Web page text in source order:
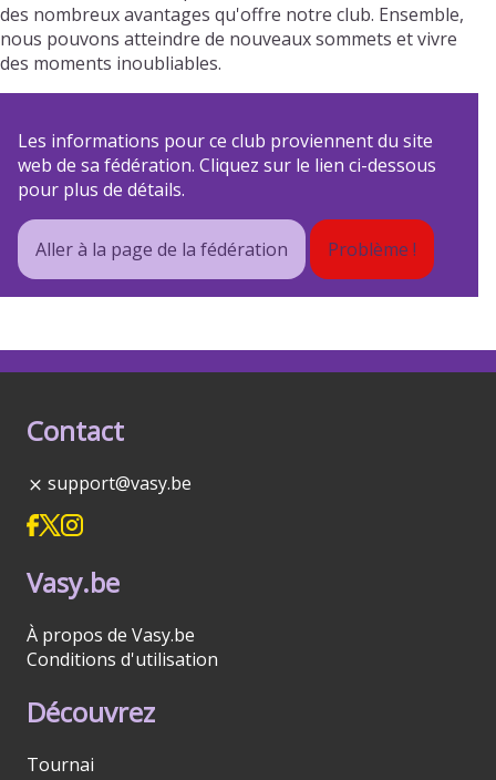
des nombreux avantages qu'offre notre club. Ensemble,
nous pouvons atteindre de nouveaux sommets et vivre
des moments inoubliables.
Les informations pour ce club proviennent du site
web de sa fédération. Cliquez sur le lien ci-dessous
pour plus de détails.
Aller à la page de la fédération Problème !
Contact
support@vasy.be
Vasy.be
À propos de Vasy.be
Conditions d'utilisation
Découvrez
Tournai